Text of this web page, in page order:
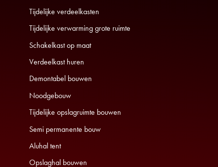
Tijdelijke verdeelkasten
Tijdelijke verwarming grote ruimte
Schakelkast op maat
Verdeelkast huren
Demontabel bouwen
Noodgebouw
Tijdelijke opslagruimte bouwen
Semi permanente bouw
Aluhal tent
Opslaghal bouwen